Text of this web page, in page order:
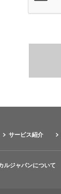
サービス紹介
ルジャパンについて